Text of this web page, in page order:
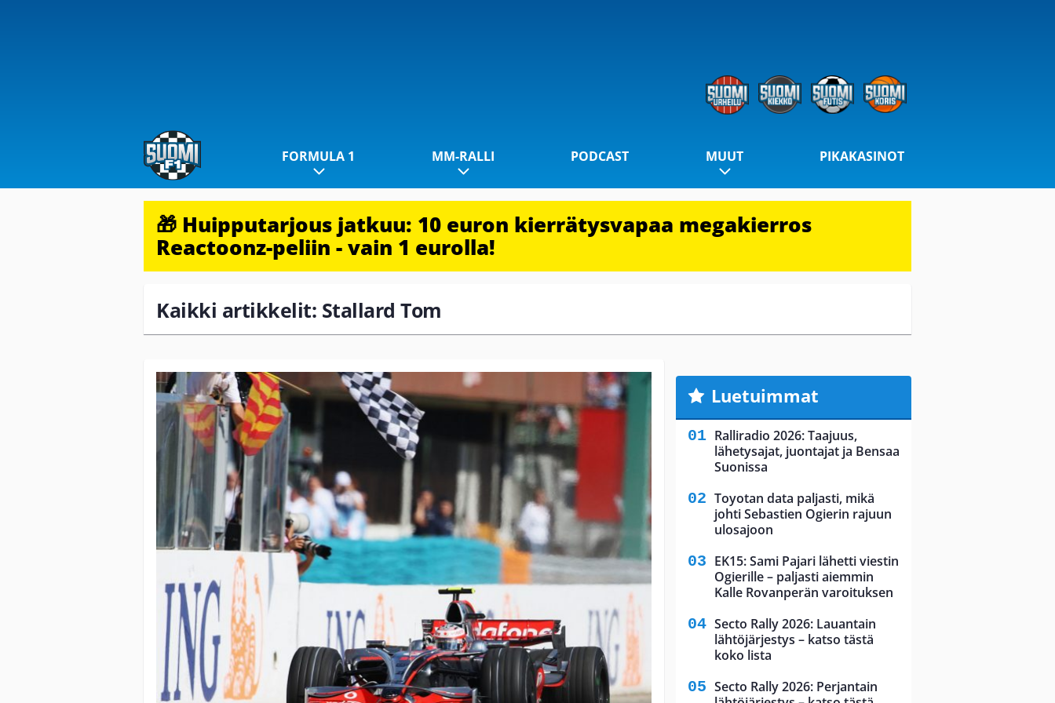
FORMULA 1 MM-RALLI PODCAST MUUT PIKAKASINOT
🎁 Huipputarjous jatkuu: 10 euron kierrätysvapaa megakierros
Reactoonz-peliin - vain 1 eurolla!
Kaikki artikkelit: Stallard Tom
Luetuimmat
Ralliradio 2026: Taajuus,
lähetysajat, juontajat ja Bensaa
Suonissa
Toyotan data paljasti, mikä
johti Sebastien Ogierin rajuun
ulosajoon
EK15: Sami Pajari lähetti viestin
Ogierille – paljasti aiemmin
Kalle Rovanperän varoituksen
Secto Rally 2026: Lauantain
lähtöjärjestys – katso tästä
koko lista
Secto Rally 2026: Perjantain